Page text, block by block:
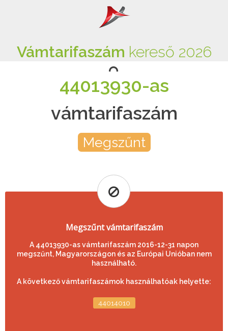
Vámtarifaszám kereső 2026
44013930-as
vámtarifaszám
Megszűnt
Megszűnt vámtarifaszám
A 44013930-as vámtarifaszám 2016-12-31 napon
megszűnt, Magyarországon és az Európai Unióban nem
használható.
A következő vámtarifaszámok használhatóak helyette:
44014010